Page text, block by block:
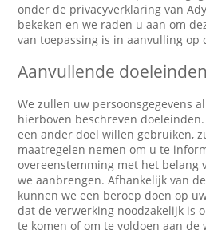
onder de privacyverklaring van
bekeken en we raden u aan om
van toepassing is in aanvulling op
Aanvullende doeleinden
We zullen uw persoonsgegevens
hierboven beschreven
een ander doel willen gebruiken,
maatregelen nemen om u te
overeenstemming met het belang
we aanbrengen. Afhankelijk van
kunnen we een beroep doen op
dat de verwerking noodzakelijk is
te komen of om te voldoen aan de